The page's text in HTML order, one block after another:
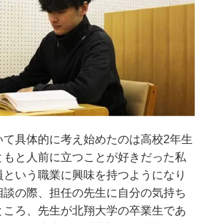
具体的に考え始めたのは高校2年生
と人前に立つことが好きだった私
いう職業に興味を持つようになり
談の際、担任の先生に自分の気持ち
ころ、先生が北翔大学の卒業生であ